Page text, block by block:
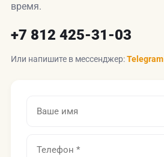
время.
+7 812 425-31-03
Или напишите в мессенджер:Telegram